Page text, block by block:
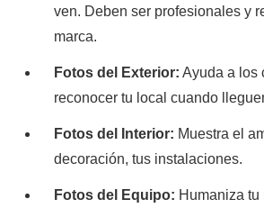
ven. Deben ser profesionales y
marca.
Fotos del Exterior: Ayuda a los
reconocer tu local cuando
Fotos del Interior: Muestra el
decoración, tus instalaciones.
Fotos del Equipo: Humaniza